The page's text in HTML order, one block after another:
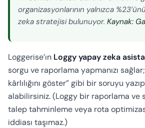
organizasyonlarının yalnızca
zeka stratejisi bulunuyor. Kaynak:
Loggerise’ın Loggy yapay zeka
sorgu ve raporlama yapmanızı
kârlılığını göster” gibi bir soruyu
alabilirsiniz. (Loggy bir raporlama ve
talep tahminleme veya rota
iddiası taşımaz.)